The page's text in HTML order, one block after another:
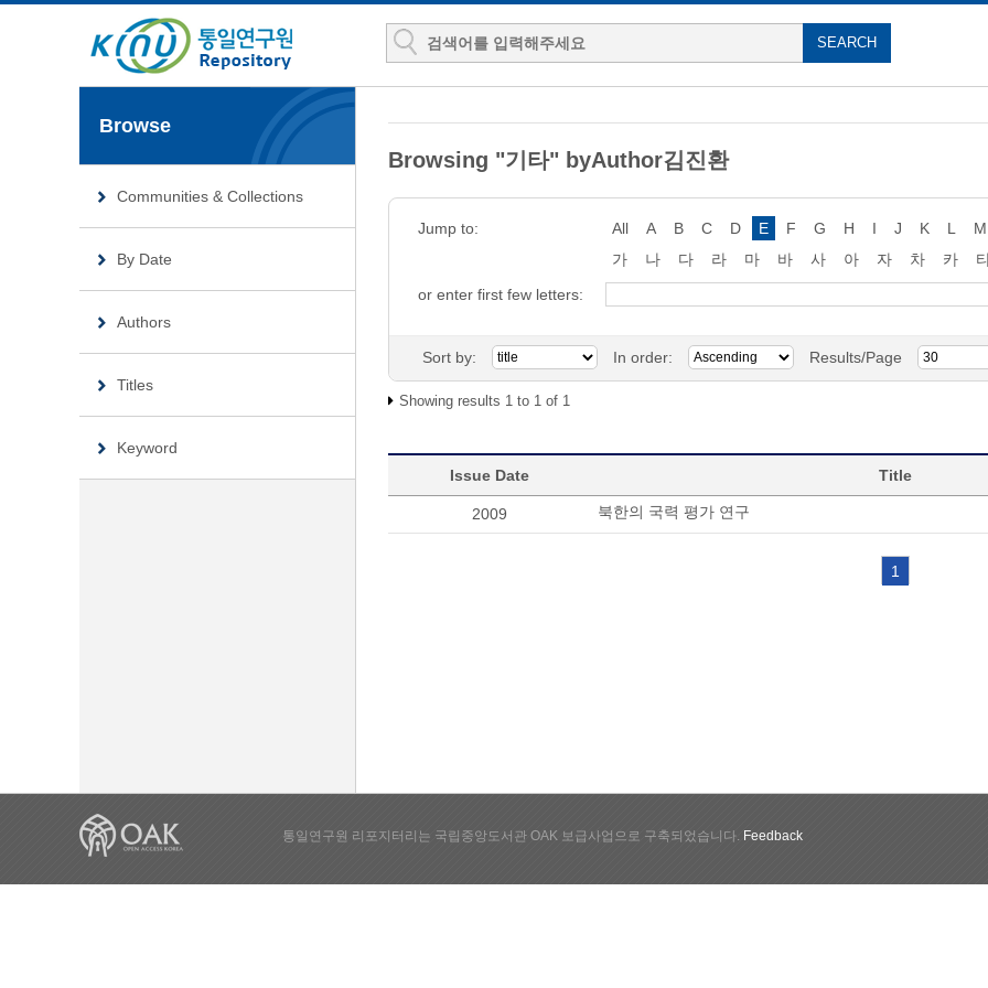
Browse
Communities & Collections
By Date
Authors
Titles
Keyword
Browsing "기타" byAuthor김진환
Jump to: All A B C D E F G H I J K L M
가
나 다 라 마 바 사 아 자 차 카
or enter first few letters:
Sort by: In order: Results/Page
Showing results 1 to 1 of 1
Issue Date Title
2009 북한의 국력 평가 연구
1
통일연구원 리포지터리는 국립중앙도서관 OAK 보급사업으로 구축되었습니다. Feedback